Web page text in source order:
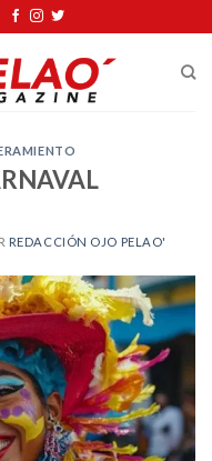
REDACCIÓN OJO PELAO'